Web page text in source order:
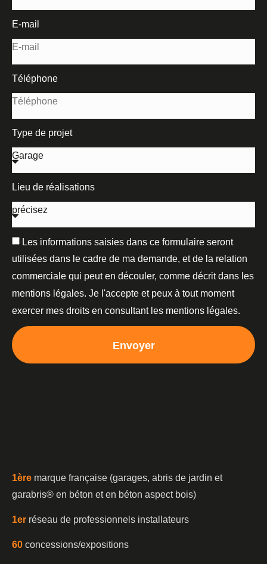
E-mail
Téléphone
Type de projet
Lieu de réalisations
Les informations saisies dans ce formulaire seront
utilisées dans le cadre de ma demande, et de la relation
commerciale qui peut en découler, comme décrit dans les
mentions légales. Je l'accepte et peux à tout moment
exercer mes droits en consultant les mentions légales.
Envoyer
1ère marque française (garages, abris de jardin et
garabris®️ en béton et en béton aspect bois)
1er réseau de professionnels installateurs
60 concessions/expositions